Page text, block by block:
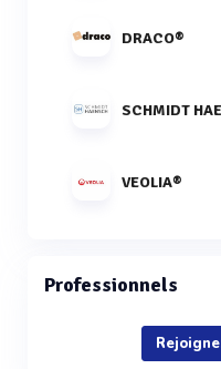
DRACO®
SCHMIDT
VEOLIA®
Professionnels